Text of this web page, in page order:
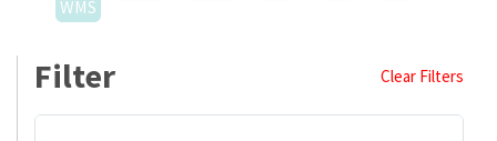
WMS
Filter Clear Filters